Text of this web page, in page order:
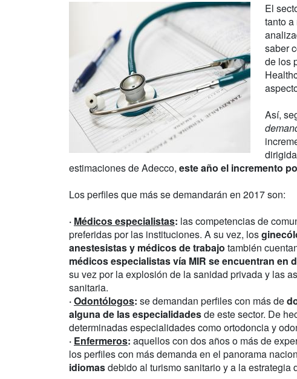
El
tanto
saber
de los
Así,
estimaciones de Adecco, este año el incremento
Los perfiles que más se demandarán en 2017 son:
· Médicos especialistas: las competencias de
preferidas por las instituciones. A su vez, los
anestesistas y médicos de trabajo también
médicos especialistas vía MIR se encuentran en
su vez por la explosión de la sanidad privada y las
sanitaria.
·Odontólogos: se demandan perfiles con más de
alguna de las especialidadesde este sector. De
determinadas especialidades como ortodoncia y
· Enfermeros: aquellos con dos años o más de
los perfiles con más demanda en el panorama
idiomasdebido al turismo sanitario y a la